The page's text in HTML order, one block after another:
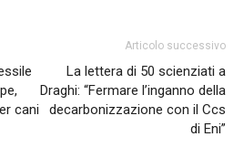
cani
Articolo successivo
La lettera di 50 scienziati a
Draghi: “Fermare l’inganno della
decarbonizzazione con il Ccs
di Eni”